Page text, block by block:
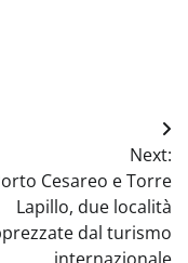
Next:
Cesareo e Torre
Lapillo, due località
dal turismo